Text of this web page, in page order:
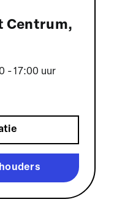
Centrum,
- 17:00 uur